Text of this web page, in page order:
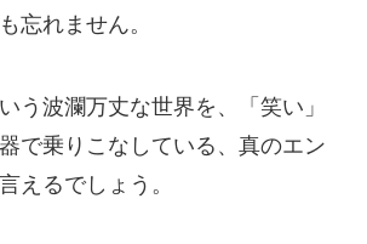
忘れません。
う波瀾万丈な世界を、「笑い」
で乗りこなしている、真のエン
えるでしょう。